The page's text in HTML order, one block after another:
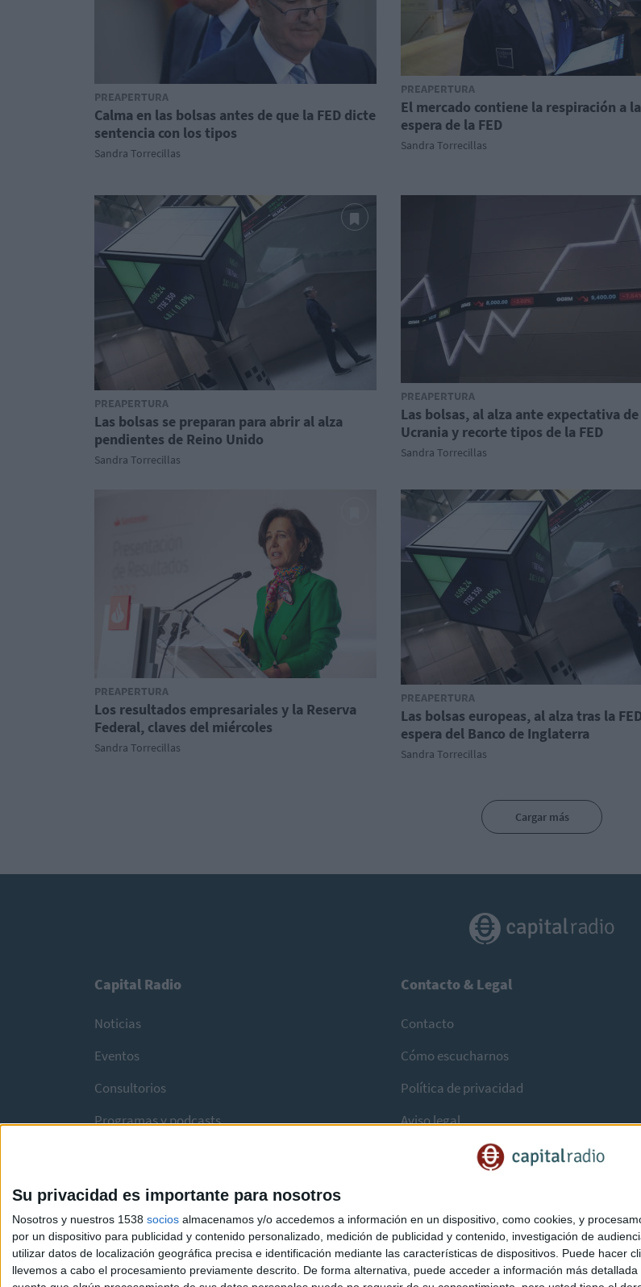
Su privacidad es importante para nosotros
Nosotros y nuestros 1538 socios almacenamos y/o accedemos a información en un dispositivo, como cookies, y
por un dispositivo para publicidad y contenido personalizado, medición de publicidad y contenido, investigación de
utilizar datos de localización geográfica precisa e identificación mediante las características de dispositivos. Puede
llevemos a cabo el procesamiento previamente descrito. De forma alternativa, puede acceder a información más
PREAPERTURA
Calma en las bolsas antes de que la FED dicte
sentencia con los tipos
Sandra Torrecillas
PREAPERTURA
El mercado contiene la respiración a la
espera de la FED
Sandra Torrecillas
PREAPERTURA
Las bolsas se preparan para abrir al alza
pendientes de Reino Unido
Sandra Torrecillas
PREAPERTURA
Las bolsas, al alza ante expectativa de
Ucrania y recorte tipos de la FED
Sandra Torrecillas
PREAPERTURA
Los resultados empresariales y la Reserva
Federal, claves del miércoles
Sandra Torrecillas
PREAPERTURA
Las bolsas europeas, al alza tras la
espera del Banco de Inglaterra
Sandra Torrecillas
Cargar más
Capital Radio
Noticias
Eventos
Consultorios
Programas y podcasts
Contacto & Legal
Contacto
Cómo escucharnos
Política de privacidad
Aviso legal